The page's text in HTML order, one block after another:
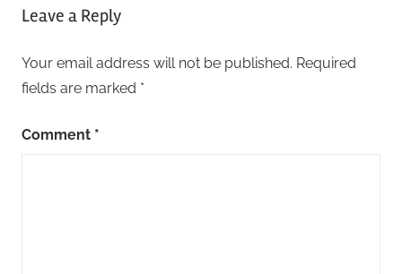
Leave a Reply
Your email address will not be published. Required
fields are marked *
Comment *